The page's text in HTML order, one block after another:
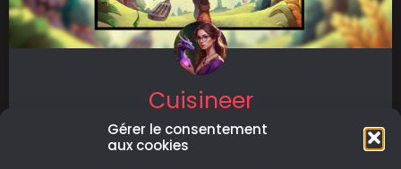
Gérer le consentement
aux cookies
Cuisineer
Cuisineer est un jeu qui mêle plusieurs genres :